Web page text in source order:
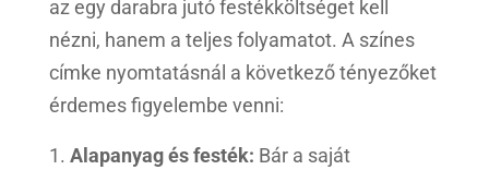
az egy darabra jutó festékköltséget kell
nézni, hanem a teljes folyamatot. A színes
címke nyomtatásnál a következő tényezőket
érdemes figyelembe venni:
Alapanyag és festék: Bár a saját